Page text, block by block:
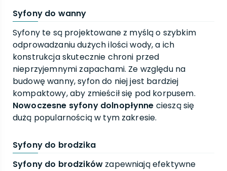
Syfony do wanny
Syfony te są projektowane z myślą o szybkim
odprowadzaniu dużych ilości wody, a ich
konstrukcja skutecznie chroni przed
nieprzyjemnymi zapachami. Ze względu na
budowę wanny, syfon do niej jest bardziej
kompaktowy, aby zmieścił się pod korpusem.
Nowoczesne syfony dolnopłynne cieszą się
dużą popularnością w tym zakresie.
Syfony do brodzika
Syfony do brodzików zapewniają efektywne